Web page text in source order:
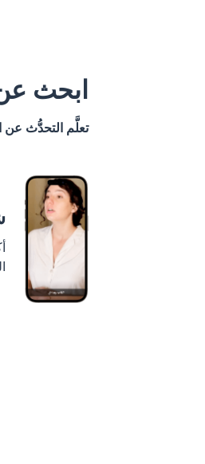
ابحث
تعلَّم التحدُّث عن